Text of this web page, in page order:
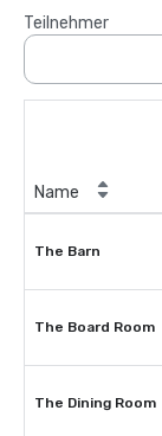
Teilnehmer
Name
The Barn
The Board Room
The Dining Room